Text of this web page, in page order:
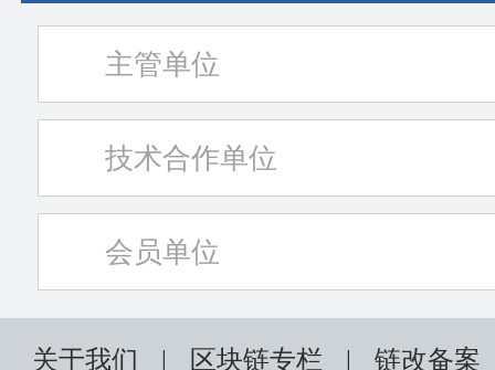
链金融RWA
可信资产与
出：可信资
信用传递-风
主管单位
技术合作单位
会员单位
关于我们 | 区块链专栏 | 链改备案